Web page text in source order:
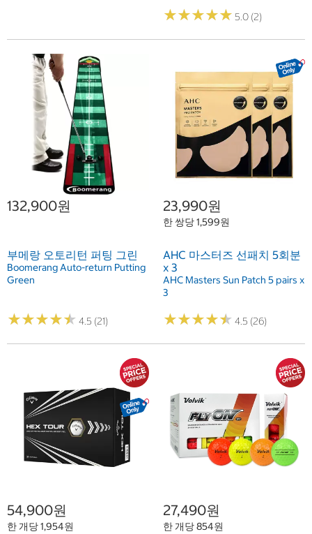
★★★★★
★★★★★ 5.0 (2)
132,900원
부메랑 오토리턴 퍼팅 그린
Boomerang Auto-return Putting
Green
★★★★★
★★★★★ 4.5 (21)
23,990원
한 쌍당 1,599원
AHC 마스터즈 선패치 5회분
x 3
AHC Masters Sun Patch 5 pairs x
3
★★★★★
★★★★★ 4.5 (26)
54,900원
한 개당 1,954원
27,490원
한 개당 854원